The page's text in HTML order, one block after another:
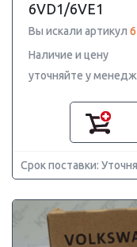
6VD1/6VE1
Вы искали артикул
Наличие и цену
уточняйте у
Срок поставки: